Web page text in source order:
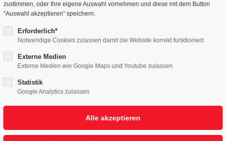
zustimmen, oder Ihre eigene Auswahl vornehmen und diese mit dem Button
“Auswahl akzeptieren” speichern.
Erforderlich*
Notwendige Cookies zulassen damit die Website korrekt funktioniert
Externe Medien
Externe Medien wie Google Maps und Youtube zulassen
Statistik
Google Analytics zulassen